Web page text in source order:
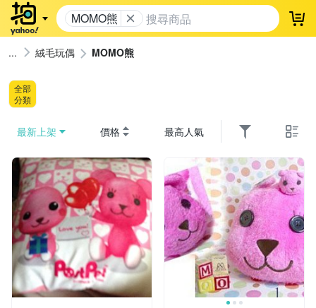
MOMO熊 登
絨毛玩偶 MOMO熊
全部
分類
最新上架 價格 最高人氣